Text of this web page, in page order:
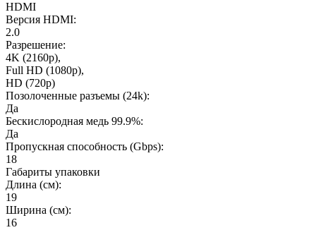
HDMI
Версия HDMI:
2.0
Разрешение:
4K (2160p),
Full HD (1080p),
HD (720p)
Позолоченные разъемы (24k):
Да
Бескислородная медь 99.9%:
Да
Пропускная способность (Gbps):
18
Габариты упаковки
Длина (см):
19
Ширина (см):
16